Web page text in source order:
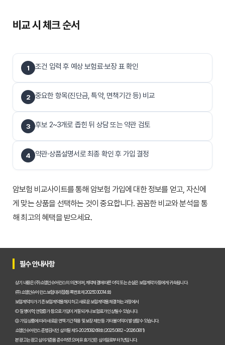
비교 시 체크 순서
1 조건 입력 후 예상 보험료·보장 표 확인
2 중요한 항목(진단금, 특약, 면책기간 등) 비교
3 후보 2~3개로 좁힌 뒤 상담 또는 약관 검토
4 약관·상품설명서로 최종 확인 후 가입 결정
암보험 비교사이트를 통해 암보험 가입에 대한 정보를 얻고, 자신에
게 맞는 상품을 선택하는 것이 중요합니다. 꼼꼼한 비교와 분석을 통
해 최고의 혜택을 받으세요.
필수 안내사항
상기 내용은 (주)쇼엠인슈어런스의 의견이며, 계약체결에 따른 이익 또는 손실은 보험계약자 등에게 귀속됩니다.
(주)쇼엠인슈어런스 보험대리점(등록번호 제2025030014호)
보험계약자가 기존 보험계약을 해지하고 새로운 보험계약을 체결하는 과정에서
① 질병이력, 연령증가 등으로 가입이 거절되거나 보험료가 인상될 수 있습니다.
② 가입 상품에 따라 새로운 면책기간 적용 및 보장 제한 등 기타 불이익이 발생할 수 있습니다.
쇼엠인슈어런스 준법감시인 심의필 제S-202508268호 (2025.08.12~2026.08.11)
본 광고는 광고심의기준을 준수하였으며, 유효기간은 심의일로부터 1년입니다.